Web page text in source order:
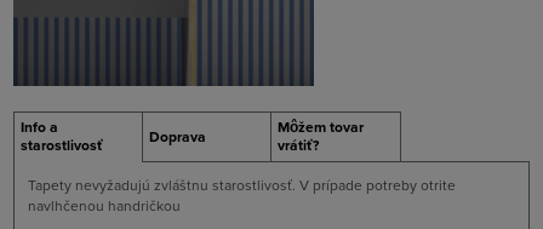
Info a
starostlivosť
Doprava
Môžem tovar
vrátiť?
Tapety nevyžadujú zvláštnu starostlivosť. V prípade potreby otrite
navlhčenou handričkou